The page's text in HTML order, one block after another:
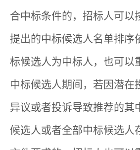
合中标条件的，招标人可以
提出的中标候选人名单排序
标候选人为中标人，也可以
中标候选人期间，若因潜在
异议或者投诉导致推荐的其
候选人或者全部中标候选人